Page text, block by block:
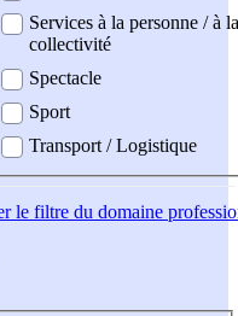
Services à la personne / à la
collectivité
Spectacle
Sport
Transport / Logistique
le filtre du domaine